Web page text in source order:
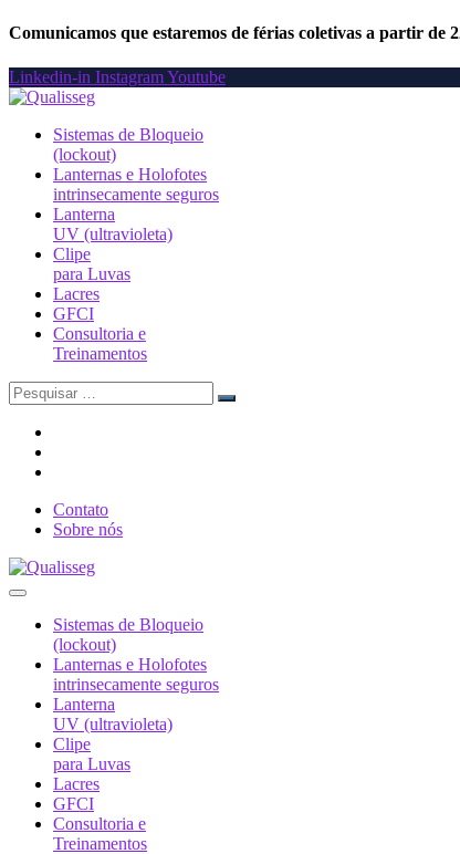
Comunicamos que estaremos de férias coletivas a partir de
Linkedin-in InstagramYoutube
Sistemas de Bloqueio
(lockout)
Lanternas e Holofotes
intrinsecamente seguros
Lanterna
UV (ultravioleta)
Clipe
para Luvas
Lacres
GFCI
Consultoria e
Treinamentos
Search
for:
Contato
Sobre nós
Sistemas de Bloqueio
(lockout)
Lanternas e Holofotes
intrinsecamente seguros
Lanterna
UV (ultravioleta)
Clipe
para Luvas
Lacres
GFCI
Consultoria e
Treinamentos